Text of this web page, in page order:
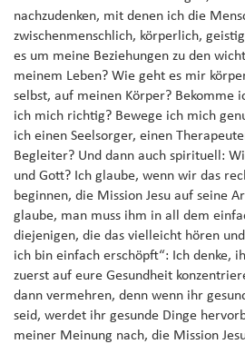
nachzudenken, mit denen ich die
zwischenmenschlich, körperlich,
es um meine Beziehungen zu den
meinem Leben? Wie geht es mir
selbst, auf meinen Körper? Bekomme
ich mich richtig? Bewege ich mich
ich einen Seelsorger, einen
Begleiter? Und dann auch spirituell:
und Gott? Ich glaube, wenn wir das
beginnen, die Mission Jesu auf seine
glaube, man muss ihm in all dem
diejenigen, die das vielleicht hören
ich bin einfach erschöpft“: Ich denke,
zuerst auf eure Gesundheit
dann vermehren, denn wenn ihr
seid, werdet ihr gesunde Dinge
meiner Meinung nach, die Mission